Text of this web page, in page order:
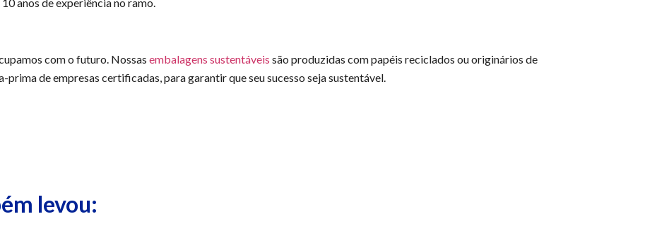
com o futuro. Nossas embalagens sustentáveis são produzidas com papéis reciclados ou originários de
de empresas certificadas, para garantir que seu sucesso seja sustentável.
levou: